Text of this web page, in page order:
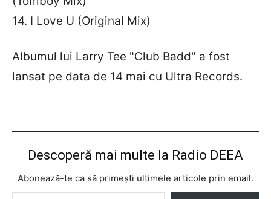
14. I Love U (Original Mix)
Albumul lui Larry Tee "Club Badd" a fost
lansat pe data de 14 mai cu Ultra Records.
Descoperă mai multe la Radio DEEA
Abonează-te ca să primești ultimele articole prin email.
Tastează emailul tău...